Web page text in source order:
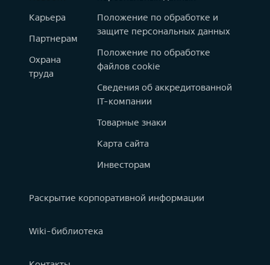
Карьера
Партнерам
Охрана
труда
Положение по обработке и
защите персональных данных
Положение по обработке
файлов cookie
Сведения об аккредитованной
IT-компании
Товарные знаки
Карта сайта
Инвесторам
Раскрытие корпоративной информации
Wiki-библиотека